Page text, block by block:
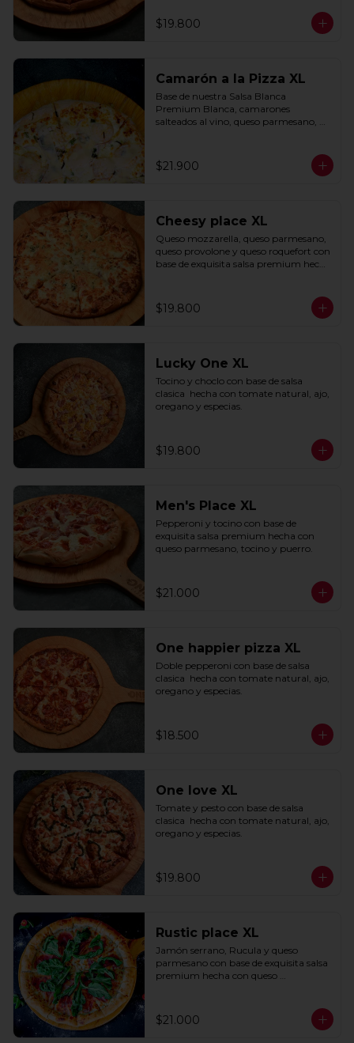
oregano y especias.
$19.800
Camarón a la Pizza XL
Base de nuestra Salsa Blanca
Premium Blanca, camarones
salteados al vino, queso parmesano,
$21.900
Cheesy place XL
Queso mozzarella, queso parmesano,
queso provolone y queso roquefort con
base de exquisita salsa premium hecha
$19.800
Lucky One XL
Tocino y choclo con base de salsa
clasica  hecha con tomate natural, ajo,
oregano y especias.
$19.800
Men's Place XL
Pepperoni y tocino con base de
exquisita salsa premium hecha con
queso parmesano, tocino y puerro.
$21.000
One happier pizza XL
Doble pepperoni con base de salsa
clasica  hecha con tomate natural, ajo,
oregano y especias.
$18.500
One love XL
Tomate y pesto con base de salsa
clasica  hecha con tomate natural, ajo,
oregano y especias.
$19.800
Rustic place XL
Jamón serrano, Rucula y queso
parmesano con base de exquisita salsa
premium hecha con queso
$21.000